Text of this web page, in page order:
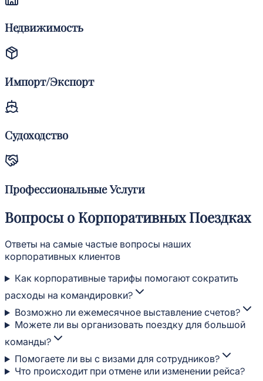
Недвижимость
Импорт/Экспорт
Судоходство
Профессиональные Услуги
Вопросы о Корпоративных Поездках
Ответы на самые частые вопросы наших
корпоративных клиентов
Как корпоративные тарифы помогают сократить
расходы на командировки?
Возможно ли ежемесячное выставление счетов?
Можете ли вы организовать поездку для большой
команды?
Помогаете ли вы с визами для сотрудников?
Что происходит при отмене или изменении рейса?